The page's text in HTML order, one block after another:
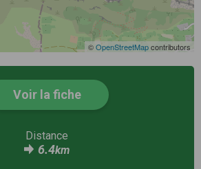
©OpenStreetMapcontributors
Voir la fiche
Distance
6.4km